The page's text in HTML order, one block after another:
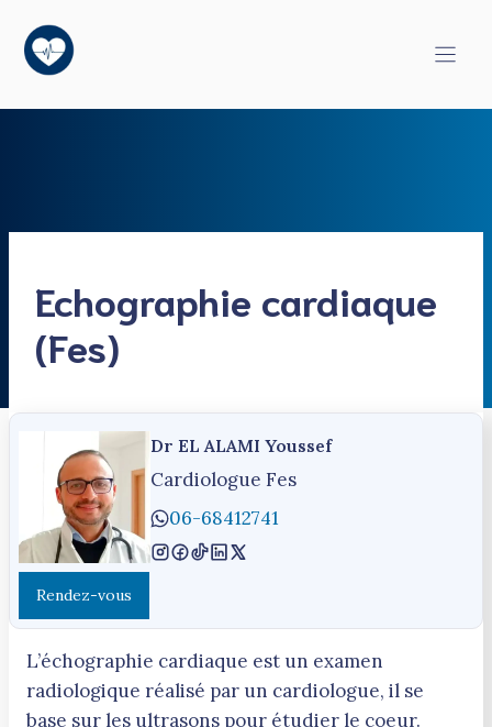
contenu
Echographie cardiaque
(Fes)
Dr EL ALAMI Youssef
Cardiologue Fes
06-68412741
Rendez-vous
L’échographie cardiaque est un examen
radiologique réalisé par un cardiologue, il se
base sur les ultrasons pour étudier le coeur.